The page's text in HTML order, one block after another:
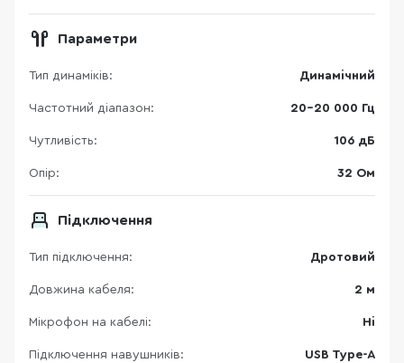
Параметри
Тип динаміків: Динамічний
Частотний діапазон: 20-20 000 Гц
Чутливість: 106 дБ
Опір: 32 Ом
Підключення
Тип підключення: Дротовий
Довжина кабеля: 2 м
Мікрофон на кабелі: Ні
Підключення навушників: USB Type-A